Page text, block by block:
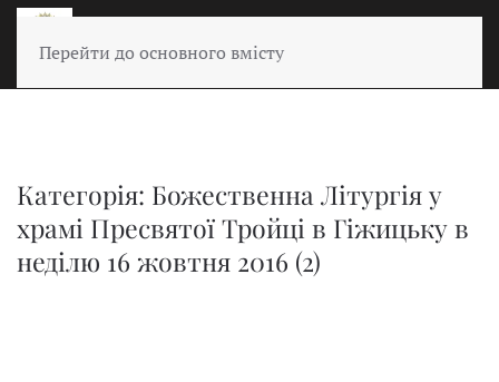
Перейти до основного вмісту
Категорія: Божественна Літургія у
храмі Пресвятої Тройці в Гіжицьку в
неділю 16 жовтня 2016 (2)